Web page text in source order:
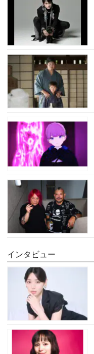
インタビュー